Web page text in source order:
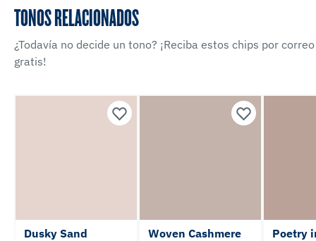
TONOS RELACIONADOS
¿Todavía no decide un tono? ¡Reciba estos chips por correo
gratis!
Dusky Sand Woven Cashmere Poetry